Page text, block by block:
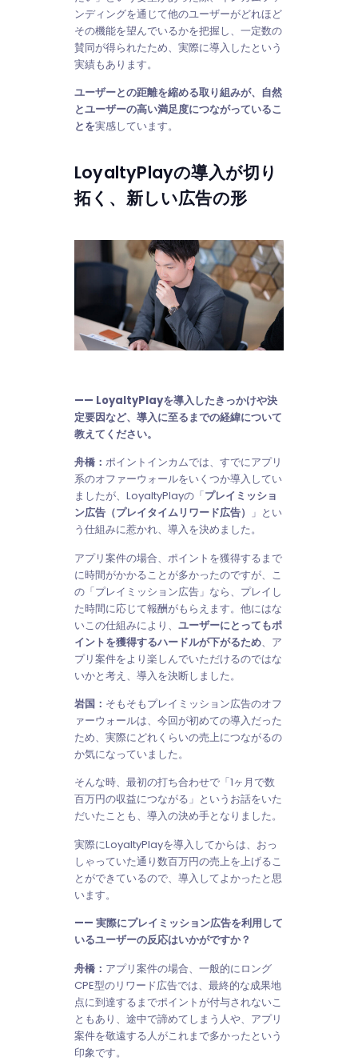
ンディングを通じて他のユーザーがどれほど
その機能を望んでいるかを把握し、一定数の
賛同が得られたため、実際に導入したという
実績もあります。
ユーザーとの距離を縮める取り組みが、自然
とユーザーの高い満足度につながっているこ
とを実感しています。
LoyaltyPlayの導入が切り
拓く、新しい広告の形
—— LoyaltyPlayを導入したきっかけや決
定要因など、導入に至るまでの経緯について
教えてください。
舟橋： ポイントインカムでは、すでにアプリ
系のオファーウォールをいくつか導入してい
ましたが、LoyaltyPlayの「プレイミッショ
ン広告（プレイタイムリワード広告） 」とい
う仕組みに惹かれ、導入を決めました。
アプリ案件の場合、ポイントを獲得するまで
に時間がかかることが多かったのですが、こ
の「プレイミッション広告」なら、プレイし
た時間に応じて報酬がもらえます。他にはな
いこの仕組みにより、 ユーザーにとってもポ
イントを獲得するハードルが下がるため、ア
プリ案件をより楽しんでいただけるのではな
いかと考え、導入を決断しました。
岩国： そもそもプレイミッション広告のオフ
ァーウォールは、今回が初めての導入だった
ため、実際にどれくらいの売上につながるの
か気になっていました。
そんな時、最初の打ち合わせで「1ヶ月で数
百万円の収益につながる」というお話をいた
だいたことも、導入の決め手となりました。
実際にLoyaltyPlayを導入してからは、おっ
しゃっていた通り数百万円の売上を上げるこ
とができているので、導入してよかったと思
います。
—— 実際にプレイミッション広告を利用して
いるユーザーの反応はいかがですか？
舟橋： アプリ案件の場合、一般的にロング
CPE型のリワード広告では、最終的な成果地
点に到達するまでポイントが付与されないこ
ともあり、途中で諦めてしまう人や、アプリ
案件を敬遠する人がこれまで多かったという
印象です。